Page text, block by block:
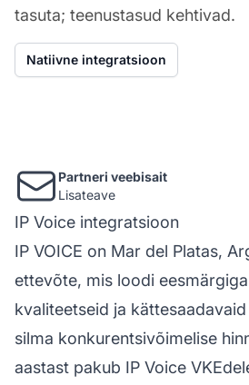
tasuta; teenustasud kehtivad.
Natiivne integratsioon
Partneri veebisait
Lisateave
IP Voice integratsioon
IP VOICE on Mar del Platas,
ettevõte, mis loodi
kvaliteetseid ja
silma konkurentsivõimelise
aastast pakub IP Voice